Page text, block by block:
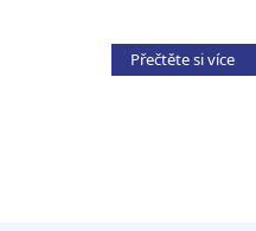
Přečtěte si více